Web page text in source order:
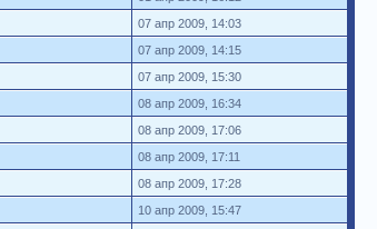
07 апр 2009, 14:03
07 апр 2009, 14:15
07 апр 2009, 15:30
08 апр 2009, 16:34
08 апр 2009, 17:06
08 апр 2009, 17:11
08 апр 2009, 17:28
10 апр 2009, 15:47